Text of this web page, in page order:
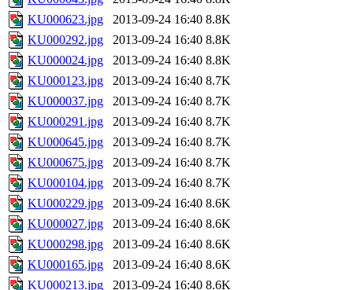
KU000623.jpg
2013-09-24 16:40 8.8K
KU000292.jpg
2013-09-24 16:40 8.8K
KU000024.jpg
2013-09-24 16:40 8.8K
KU000123.jpg
2013-09-24 16:40 8.7K
KU000037.jpg
2013-09-24 16:40 8.7K
KU000291.jpg
2013-09-24 16:40 8.7K
KU000645.jpg
2013-09-24 16:40 8.7K
KU000675.jpg
2013-09-24 16:40 8.7K
KU000104.jpg
2013-09-24 16:40 8.7K
KU000229.jpg
2013-09-24 16:40 8.6K
KU000027.jpg
2013-09-24 16:40 8.6K
KU000298.jpg
2013-09-24 16:40 8.6K
KU000165.jpg
2013-09-24 16:40 8.6K
KU000213.jpg
2013-09-24 16:40 8.6K